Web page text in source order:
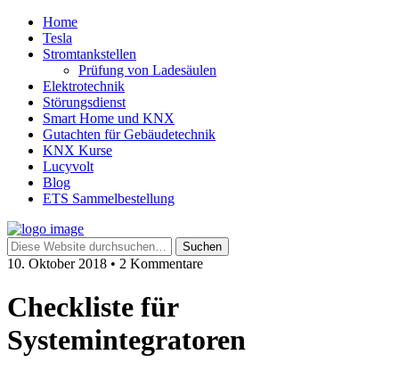
Home
Tesla
Stromtankstellen
Prüfung von Ladesäulen
Elektrotechnik
Störungsdienst
Smart Home und KNX
Gutachten für Gebäudetechnik
KNX Kurse
Lucyvolt
Blog
ETS Sammelbestellung
10. Oktober 2018 • 2 Kommentare
Checkliste für
Systemintegratoren